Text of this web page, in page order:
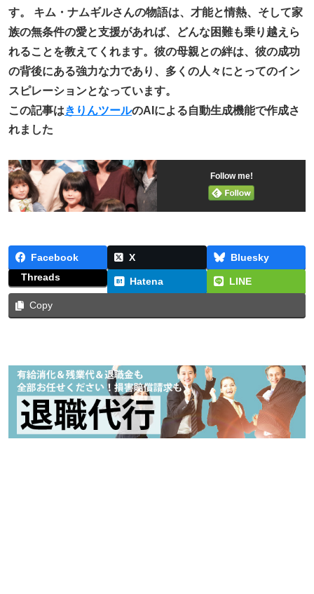
す。 キム・ナムギルさんの物語は、才能と情熱、そして家
族の無条件の愛と支援があれば、どんな困難も乗り越えら
れることを教えてくれます。彼の母親との絆は、彼の成功
の背後にある強力な力であり、多くの人々にとってのイン
スピレーションとなっています。
この記事はきりんツールのAIによる自動生成機能で作成さ
れました
Follow me!
Facebook X
Bluesky
Threads
Hatena LINE
Copy